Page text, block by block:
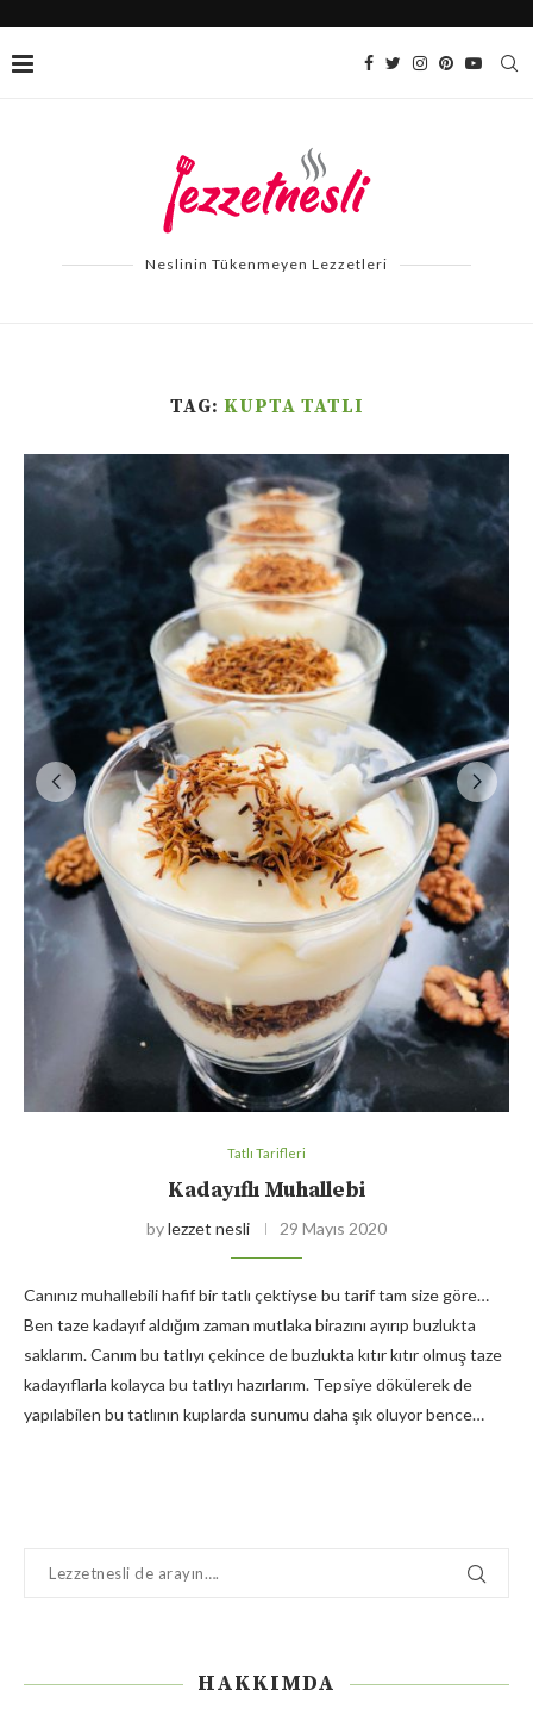
Neslinin Tükenmeyen Lezzetleri
TAG: KUPTA TATLI
Tatlı Tarifleri
Kadayıflı Muhallebi
bylezzet nesli 29 Mayıs 2020
Canınız muhallebili hafif bir tatlı çektiyse bu tarif tam size göre…
Ben taze kadayıf aldığım zaman mutlaka birazını ayırıp buzlukta
saklarım. Canım bu tatlıyı çekince de buzlukta kıtır kıtır olmuş taze
kadayıflarla kolayca bu tatlıyı hazırlarım. Tepsiye dökülerek de
yapılabilen bu tatlının kuplarda sunumu daha şık oluyor bence…
HAKKIMDA